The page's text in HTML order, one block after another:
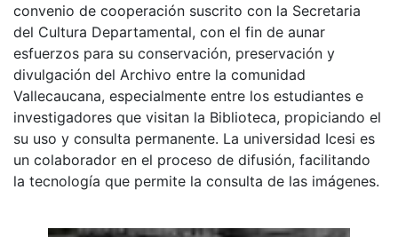
convenio de cooperación suscrito con la Secretaria
del Cultura Departamental, con el fin de aunar
esfuerzos para su conservación, preservación y
divulgación del Archivo entre la comunidad
Vallecaucana, especialmente entre los estudiantes e
investigadores que visitan la Biblioteca, propiciando el
su uso y consulta permanente. La universidad Icesi es
un colaborador en el proceso de difusión, facilitando
la tecnología que permite la consulta de las imágenes.